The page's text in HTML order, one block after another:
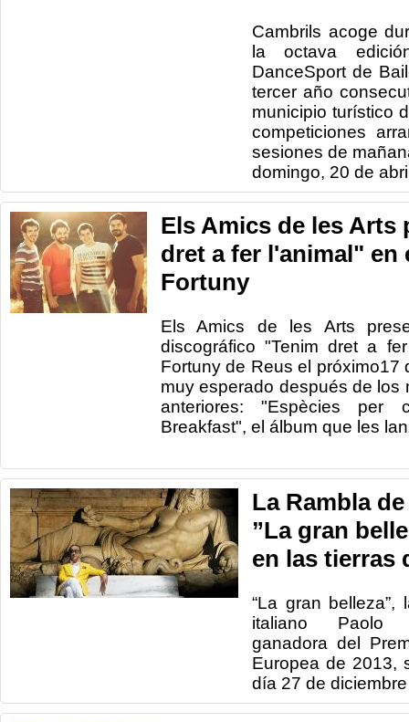
Cambrils acoge
la octava
DanceSport de
tercer año
municipio turístico
competiciones
sesiones de
domingo, 20 de
Els Amics de les Arts
dret a fer l'animal" en
Fortuny
Els Amics de les Arts
discográfico "Tenim dret a
Fortuny de Reus el próximo17
muy esperado después de los
anteriores: "Espècies per
Breakfast", el álbum que les
La Rambla
”La gran
en las tierras
“La gran
italiano Paolo
ganadora del
Europea de 2013,
día 27 de